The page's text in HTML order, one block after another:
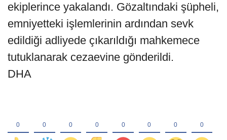
ekiplerince yakalandı. Gözaltındaki şüpheli,
emniyetteki işlemlerinin ardından sevk
edildiği adliyede çıkarıldığı mahkemece
tutuklanarak cezaevine gönderildi.
DHA